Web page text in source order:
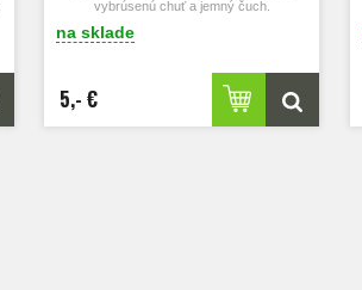
vybrúsenú chuť a jemný čuch.
na sklade
5,- €